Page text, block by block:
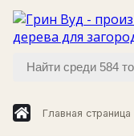
Главная страница